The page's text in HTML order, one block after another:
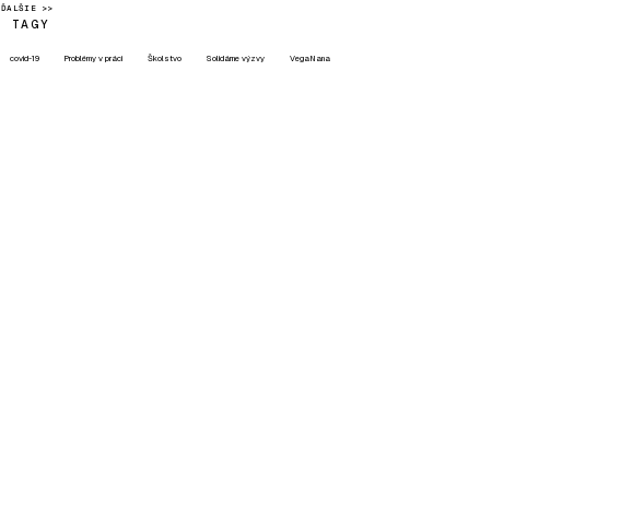
ĎALŠIE >>
TAGY
covid-19 Problémy v práci Školstvo Solidárne výzvy VegaNana